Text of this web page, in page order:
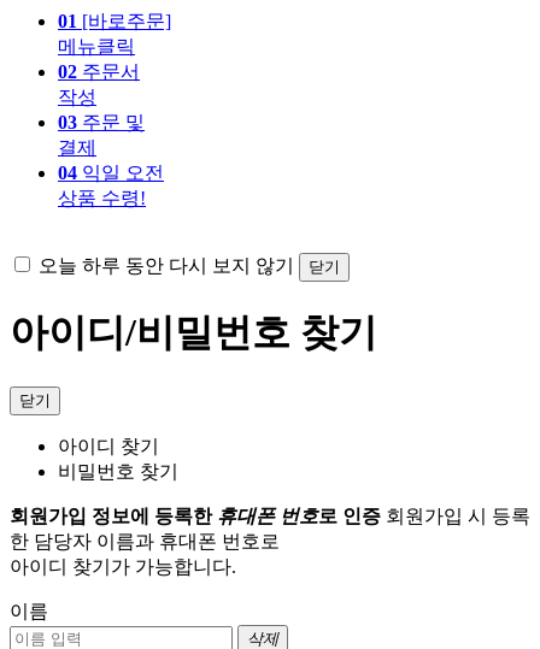
01 [바로주문]
메뉴클릭
02 주문서
작성
03 주문 및
결제
04 익일 오전
상품 수령!
오늘 하루 동안 다시 보지 않기 닫기
아이디/비밀번호 찾기
닫기
아이디 찾기
비밀번호 찾기
회원가입 정보에 등록한 휴대폰 번호로 인증 회원가입 시 등록
한 담당자 이름과 휴대폰 번호로
아이디 찾기가 가능합니다.
이름
삭제